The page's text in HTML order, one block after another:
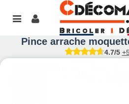
Pince arrache
4.7/5